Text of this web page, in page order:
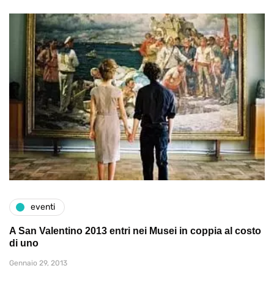
eventi
A San Valentino 2013 entri nei Musei in coppia al costo
di uno
Gennaio 29, 2013